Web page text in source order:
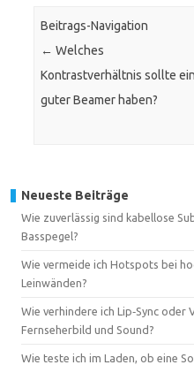
Beitrags-Navigation
← Welches
Kontrastverhältnis sollte ein
guter Beamer haben?
Neueste Beiträge
Wie zuverlässig sind kabellose
Basspegel?
Wie vermeide ich Hotspots bei
Leinwänden?
Wie verhindere ich Lip‑Sync oder
Fernseherbild und Sound?
Wie teste ich im Laden, ob eine